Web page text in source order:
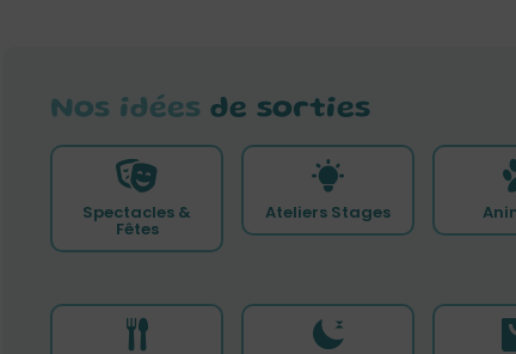
Nos idées de sorties
Spectacles &
Fêtes
Ateliers Stages